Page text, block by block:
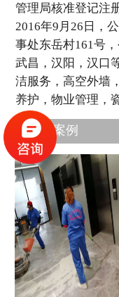
管理局核准登记注
2016年9月26日，
事处东岳村161号
武昌，汉阳，汉口
洁服务，高空外墙
养护，物业管理，
工程案例